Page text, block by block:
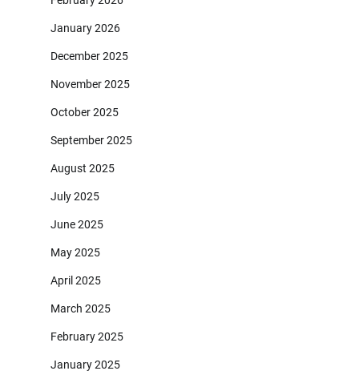
January 2026
December 2025
November 2025
October 2025
September 2025
August 2025
July 2025
June 2025
May 2025
April 2025
March 2025
February 2025
January 2025